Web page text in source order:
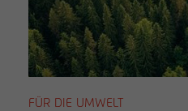
FÜR DIE UMWELT